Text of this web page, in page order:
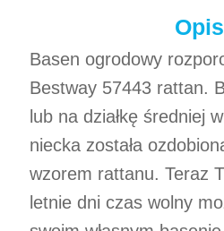
Basen ogrodowy
Bestway 57443 rattan.
lub na działkę średniej
niecka została
wzorem rattanu. Teraz
letnie dni czas wolny